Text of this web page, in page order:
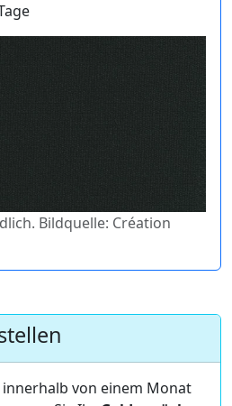
Bildquelle: Création
von einem Monat